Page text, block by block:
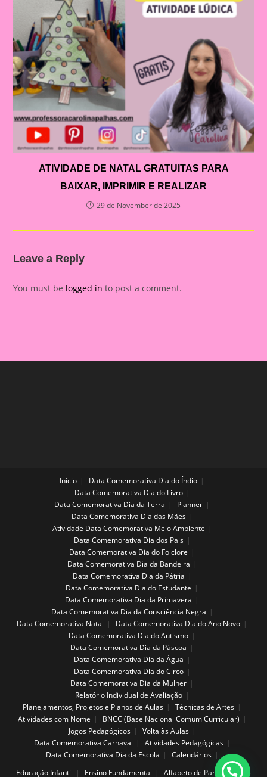
ATIVIDADE DE NATAL GRATUITAS PARA
BAIXAR, IMPRIMIR E REALIZAR
29 de November de 2025
Leave a Reply
You must be logged in to post a comment.
Início
Data Comemorativa Dia do Índio
Data Comemorativa Dia do Livro
Data Comemorativa Dia da Terra
Planner
Data Comemorativa Dia das Mães
Atividade Data Comemorativa Meio Ambiente
Data Comemorativa Dia dos Pais
Data Comemorativa Dia do Folclore
Data Comemorativa Dia da Bandeira
Data Comemorativa Dia da Pátria
Data Comemorativa Dia do Estudante
Data Comemorativa Dia da Primavera
Data Comemorativa Dia da Consciência Negra
Data Comemorativa Natal
Data Comemorativa Dia do Ano Novo
Data Comemorativa Dia do Autismo
Data Comemorativa Dia da Páscoa
Data Comemorativa Dia da Água
Data Comemorativa Dia do Circo
Data Comemorativa Dia da Mulher
Relatório Individual de Avaliação
Planejamentos, Projetos e Planos de Aulas
Técnicas de Artes
Atividades com Nome
BNCC (Base Nacional Comum Curricular)
Jogos Pedagógicos
Volta às Aulas
Data Comemorativa Carnaval
Atividades Pedagógicas
Data Comemorativa Dia da Escola
Calendários
Educação Infantil
Ensino Fundamental Alfabeto de Parede